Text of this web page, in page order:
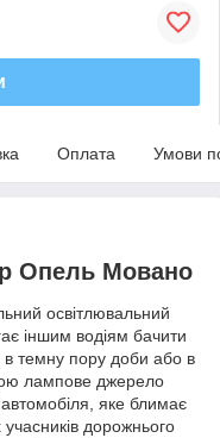
Оплата Умови
Опель Мовано
освітлювальний
іншим водіям бачити
в темну пору доби або в
лампове джерело
автомобіля, яке блимає
дорожнього